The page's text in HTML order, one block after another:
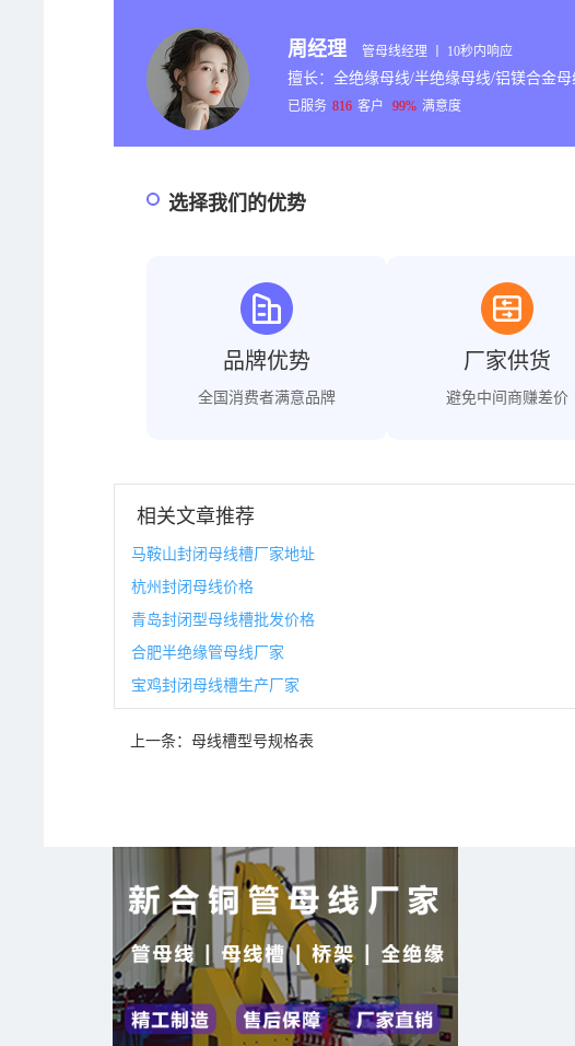
周经理 管母线经理 丨 10秒内响应
擅长：全绝缘母线/半绝缘母线/铝镁合金
已服务 816 客户 99% 满意度
选择我们的优势
品牌优势
全国消费者满意品牌
厂家供货
避免中间商赚差价
相关文章推荐
马鞍山封闭母线槽厂家地址
杭州封闭母线价格
青岛封闭型母线槽批发价格
合肥半绝缘管母线厂家
宝鸡封闭母线槽生产厂家
上一条：母线槽型号规格表